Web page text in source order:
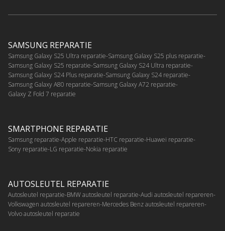
SAMSUNG REPARATIE
Samsung Galaxy S25 Ultra reparatie Samsung Galaxy S25 plus reparatie
Samsung Galaxy S25 reparatie Samsung Galaxy S24 Ultra reparatie
Samsung Galaxy S24 Plus reparatie Samsung Galaxy S24 reparatie
Samsung Galaxy A80 reparatie Samsung Galaxy A72 reparatie
Galaxy Z Fold 7 reparatie
SMARTPHONE REPARATIE
Samsung reparatie Apple reparatie HTC reparatie Huawei reparatie
Sony reparatie LG reparatie Nokia reparatie
AUTOSLEUTEL REPARATIE
Autosleutel reparatie BMW autosleutel reparatie Audi autosleutel repareren
Volkswagen autosleutel repareren Mercedes Benz autosleutel repareren
Volvo autosleutel reparatie